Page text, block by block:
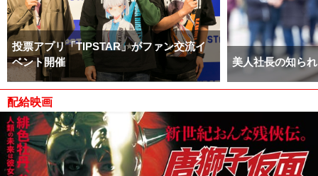
投票アプリ「TIPSTAR」がファン交流イ
ベント開催
美人社長の知ら
配給映画